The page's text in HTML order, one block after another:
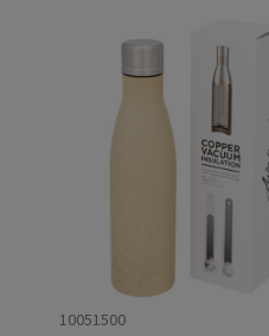
10051500